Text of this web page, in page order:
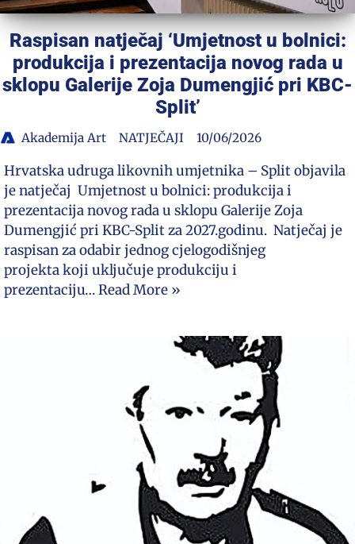
Raspisan natječaj ‘Umjetnost u bolnici:
produkcija i prezentacija novog rada u
sklopu Galerije Zoja Dumengjić pri KBC-
Split’
Akademija Art NATJEČAJI 10/06/2026
Hrvatska udruga likovnih umjetnika – Split objavila
je natječaj Umjetnost u bolnici: produkcija i
prezentacija novog rada u sklopu Galerije Zoja
Dumengjić pri KBC-Split za 2027.godinu. Natječaj je
raspisan za odabir jednog cjelogodišnjeg
projekta koji uključuje produkciju i
prezentaciju…Read More »